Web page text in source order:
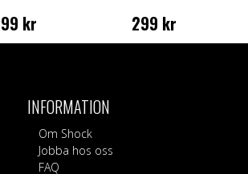
kr 299 kr
INFORMATION
Om Shock
Jobba hos oss
FAQ